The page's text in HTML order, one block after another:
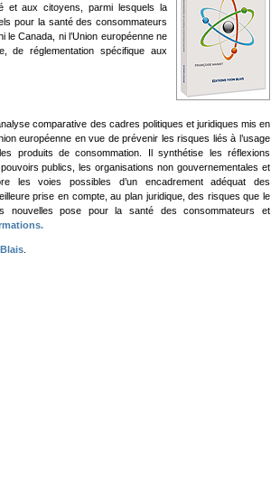
et aux citoyens, parmi lesquels la
pour la santé des consommateurs
le Canada, ni l’Union européenne ne
de réglementation spécifique aux
comparative des cadres politiques et juridiques mis en
européenne en vue de prévenir les risques liés à l’usage
produits de consommation. Il synthétise les réflexions
publics, les organisations non gouvernementales et
les voies possibles d’un encadrement adéquat des
prise en compte, au plan juridique, des risques que le
nouvelles pose pour la santé des consommateurs et